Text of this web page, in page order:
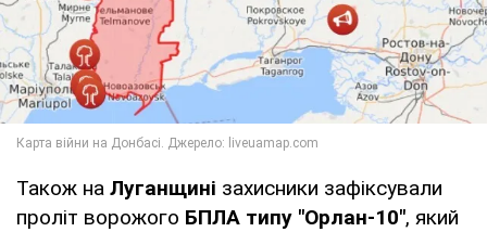
Також на Луганщині захисники зафіксували
проліт ворожого БПЛА типу "Орлан-10", який